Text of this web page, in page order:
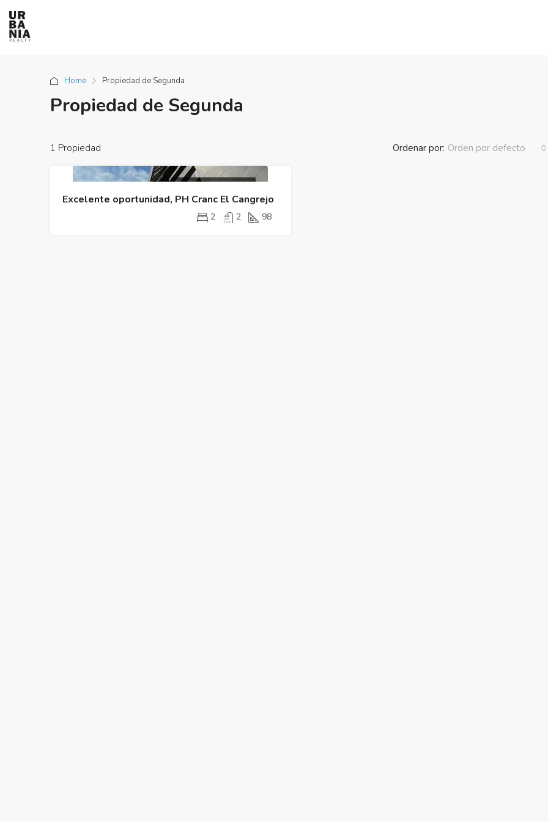
Home Propiedad de Segunda
Propiedad de Segunda
1 Propiedad Ordenar por: Orden por defecto
Propiedad De Segunda
Excelente oportunidad, PH Cranc El Cangrejo
2 2 98